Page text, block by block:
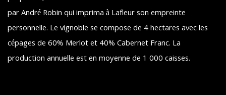
par André Robin qui imprima à Lafleur son empreinte
personnelle. Le vignoble se compose de 4 hectares avec les
cépages de 60% Merlot et 40% Cabernet Franc. La
production annuelle est en moyenne de 1 000 caisses.